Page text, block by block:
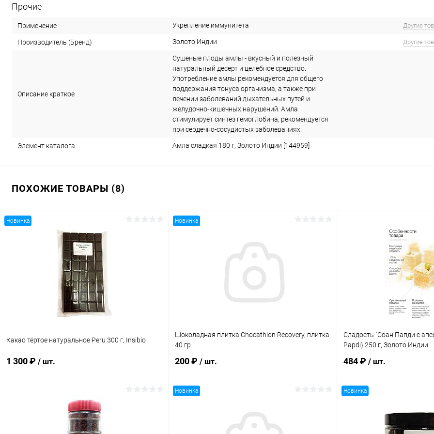
Прочие
Применение Укрепление иммунитета Другие
Производитель (Бренд) Золото Индии Другие
Описание краткое
Сушеные плоды амлы - вкусный и полезный
натуральный десерт и целебное средство.
Употребление амлы рекомендуется для общего
поддержания тонуса организма, а также при
лечении заболеваний дыхательных путей и
желудочно-кишечных нарушений. Амла
стимулирует синтез гемоглобина, рекомендуется
при сердечно-сосудистых заболеваниях.
Элемент каталога Амла сладкая 180 г, Золото Индии [144959]
ПОХОЖИЕ ТОВАРЫ (8)
Новинка
Какао тёртое натуральное Peru 300 г, Insibio
1 300 ₽ / шт.
Подписаться
Новинка
Шоколадная плитка Chocathlon Recovery, плитка
40 гр
200 ₽ / шт.
Сладость "Соан Папди с
Papdi) 250 г, Золото Индии
484 ₽ / шт.
Купить в 1 клик
Новинка Новинка